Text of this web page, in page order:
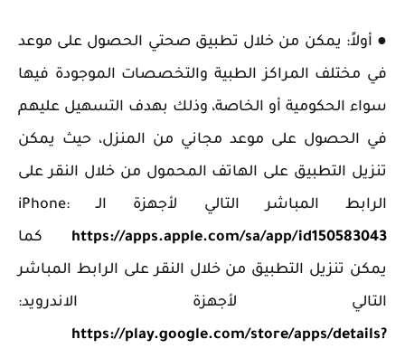
● أولاً: يمكن من خلال تطبيق صحتي الحصول على موعد
في مختلف المراكز الطبية والتخصصات الموجودة فيها
سواء الحكومية أو الخاصة، وذلك بهدف التسهيل عليهم
في الحصول على موعد مجاني من المنزل، حيث يمكن
تنزيل التطبيق على الهاتف المحمول من خلال النقر على
الرابط المباشر التالي لأجهزة الـ iPhone:
https://apps.apple.com/sa/app/id150583043 كما
يمكن تنزيل التطبيق من خلال النقر على الرابط المباشر
التالي لأجهزة الاندرويد:
https://play.google.com/store/apps/details?